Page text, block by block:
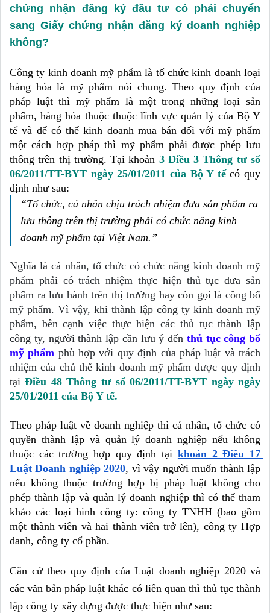
chứng nhận đăng ký đầu tư có phải chuyển
sang Giấy chứng nhận đăng ký doanh nghiệp
không?
Công ty kinh doanh mỹ phẩm là tổ chức kinh doanh loại
hàng hóa là mỹ phẩm nói chung. Theo quy định của
pháp luật thì mỹ phẩm là một trong những loại sản
phẩm, hàng hóa thuộc thuộc lĩnh vực quản lý của Bộ Y
tế và để có thể kinh doanh mua bán đối với mỹ phẩm
một cách hợp pháp thì mỹ phẩm phải được phép lưu
thông trên thị trường. Tại khoản 3 Điều 3 Thông tư số
06/2011/TT-BYT ngày 25/01/2011 của Bộ Y tế có quy
định như sau:
“Tổ chức, cá nhân chịu trách nhiệm đưa sản phẩm ra
lưu thông trên thị trường phải có chức năng kinh
doanh mỹ phẩm tại Việt Nam.”
Nghĩa là cá nhân, tổ chức có chức năng kinh doanh mỹ
phẩm phải có trách nhiệm thực hiện thủ tục đưa sản
phẩm ra lưu hành trên thị trường hay còn gọi là công bố
mỹ phẩm. Vì vậy, khi thành lập công ty kinh doanh mỹ
phẩm, bên cạnh việc thực hiện các thủ tục thành lập
công ty, người thành lập cần lưu ý đến thủ tục công bố
mỹ phẩm phù hợp với quy định của pháp luật và trách
nhiệm của chủ thể kinh doanh mỹ phẩm được quy định
tại Điều 48 Thông tư số 06/2011/TT-BYT ngày ngày
25/01/2011 của Bộ Y tế.
Theo pháp luật về doanh nghiệp thì cá nhân, tổ chức có
quyền thành lập và quản lý doanh nghiệp nếu không
thuộc các trường hợp quy định tại khoản 2 Điều 17
Luật Doanh nghiệp 2020, vì vậy người muốn thành lập
nếu không thuộc trường hợp bị pháp luật không cho
phép thành lập và quản lý doanh nghiệp thì có thể tham
khảo các loại hình công ty: công ty TNHH (bao gồm
một thành viên và hai thành viên trở lên), công ty Hợp
danh, công ty cổ phần.
Căn cứ theo quy định của Luật doanh nghiệp 2020 và
các văn bản pháp luật khác có liên quan thì thủ tục thành
lập công ty xây dựng được thực hiện như sau: